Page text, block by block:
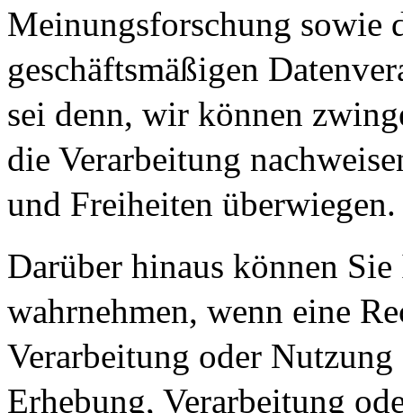
Meinungsforschung sowie
geschäftsmäßigen
sei denn, wir können
die Verarbeitung
und Freiheiten überwiegen.
Darüber hinaus können
wahrnehmen, wenn eine
Verarbeitung oder
Erhebung, Verarbeitung